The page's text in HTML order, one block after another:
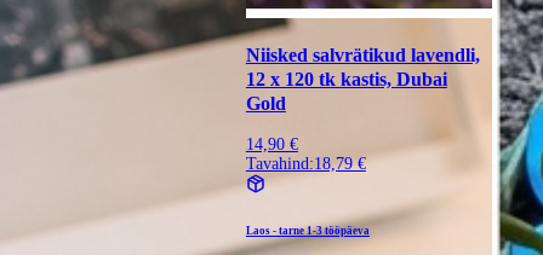
Niisked salvrätikud lavendli,
12 x 120 tk kastis, Dubai
Gold
14,90 €
Tavahind:18,79 €
Laos - tarne1-3 tööpäeva